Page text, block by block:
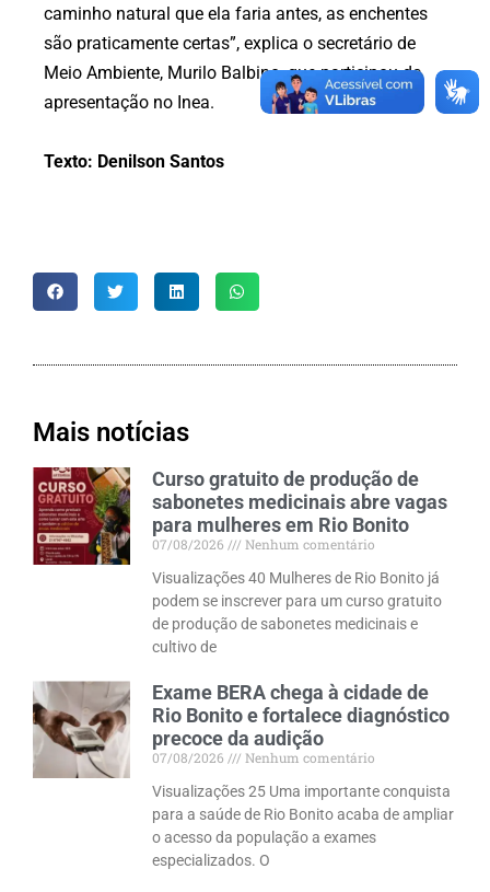
caminho natural que ela faria antes, as enchentes
são praticamente certas”, explica o secretário de
Meio Ambiente, Murilo Balbino, que participou da
apresentação no Inea.
Texto: Denilson Santos
Mais notícias
Curso gratuito de produção de
sabonetes medicinais abre vagas
para mulheres em Rio Bonito
07/08/2026
Nenhum comentário
Visualizações 40 Mulheres de Rio Bonito já
podem se inscrever para um curso gratuito
de produção de sabonetes medicinais e
cultivo de
Exame BERA chega à cidade de
Rio Bonito e fortalece diagnóstico
precoce da audição
07/08/2026
Nenhum comentário
Visualizações 25 Uma importante conquista
para a saúde de Rio Bonito acaba de ampliar
o acesso da população a exames
especializados. O